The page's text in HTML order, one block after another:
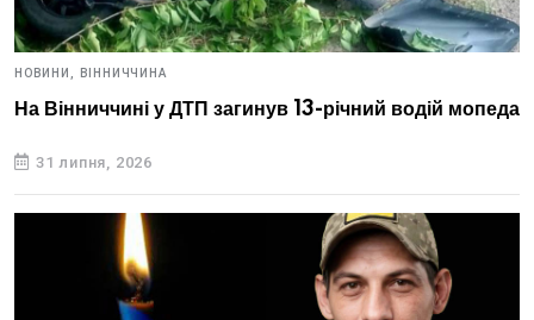
НОВИНИ, ВІННИЧЧИНА
На Вінниччині у ДТП загинув 13-річний водій мопеда
31 липня, 2026